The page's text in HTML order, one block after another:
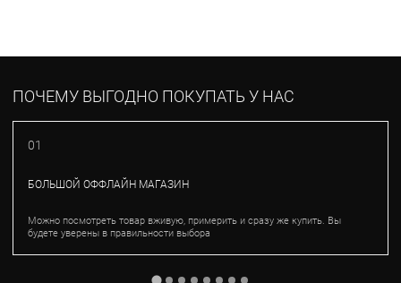
ПОЧЕМУ ВЫГОДНО ПОКУПАТЬ У НАС
01
БОЛЬШОЙ ОФФЛАЙН МАГАЗИН
Можно посмотреть товар вживую, примерить и сразу же купить. Вы
будете уверены в правильности выбора